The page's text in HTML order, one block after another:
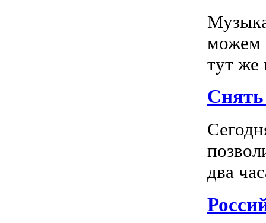
можем
тут же
Снять
два